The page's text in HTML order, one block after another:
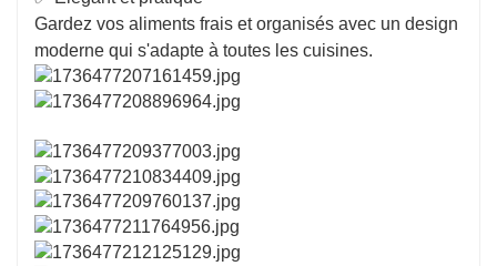
Gardez vos aliments frais et organisés avec un design
moderne qui s'adapte à toutes les cuisines.